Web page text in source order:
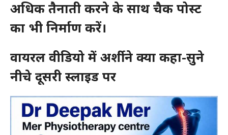
अधिक तैनाती करने के साथ चैक पोस्ट
का भी निर्माण करें।
वायरल वीडियो में अर्शी ने क्या कहा-सुने
नीचे दूसरी स्लाइड पर